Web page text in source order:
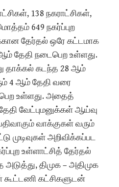
138 நகராட்சிகள்,
649 நகர்ப்புற
தேர்தல் ஒரே கட்டமாக
ஆம் தேதி நடைபெற உள்ளது.
தாக்கல் கடந்த 28 ஆம்
4 ஆம் தேதி வரை
உள்ளது. அதைத்
வேட்புமனுக்கள் ஆய்வு
வாக்குகள் வரும்
அறிவிக்கப்பட
உள்ளாட்சித் தேர்தல்
திமுக – அதிமுக
கூட்டணி கட்சிகளுடன்